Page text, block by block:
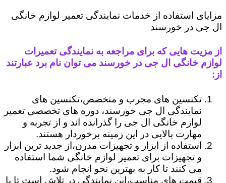
مزایای استفاده از خدمات نمایندگی تعمیر لوازم خانگی
ال جی در خورسند
از مزیت هایی که برای مراجعه به نمایندگی تعمیرات
لوازم خانگی ال جی در خورسند می توان نام برد عبارتند
از:
تکنسین های مجرب و متخصص،تکنسین های
نمایندگی ال جی خورسند، دوره های تخصصی تعمیر
لوازم خانگی ال جی را گذرانده اند و از تجربه و
مهارت بالایی در این زمینه برخوردار هستند.
استفاده از ابزار و تجهیزات مدرن،از جدید ترین ابزار
و تجهیزات برای تعمیر لوازم خانگی شما استفاده
می کنند تا کار به بهترین نحو انجام شود.
قیمت های مناسب،این نمایندگی در تلاش است تا با